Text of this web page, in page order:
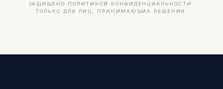
ЗАЩИЩЕНО ПОЛИТИКОЙ КОНФИДЕНЦИАЛЬНОСТИ.
ТОЛЬКО ДЛЯ ЛИЦ, ПРИНИМАЮЩИХ РЕШЕНИЯ.